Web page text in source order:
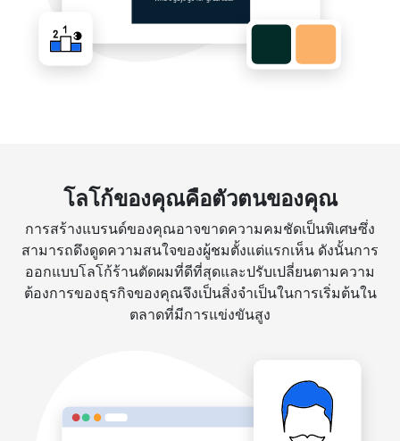
โลโก้ของคุณคือตัวตนของคุณ
การสร้างแบรนด์ของคุณอาจขาดความคมชัดเป็นพิเศษซึ่ง
สามารถดึงดูดความสนใจของผู้ชมตั้งแต่แรกเห็น ดังนั้นการ
ออกแบบโลโก้ร้านตัดผมที่ดีที่สุดและปรับเปลี่ยนตามความ
ต้องการของธุรกิจของคุณจึงเป็นสิ่งจำเป็นในการเริ่มต้นใน
ตลาดที่มีการแข่งขันสูง